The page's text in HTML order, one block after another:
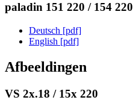
paladin 151 220 / 154 220
Deutsch [pdf]
English [pdf]
Afbeeldingen
VS 2x.18 / 15x 220